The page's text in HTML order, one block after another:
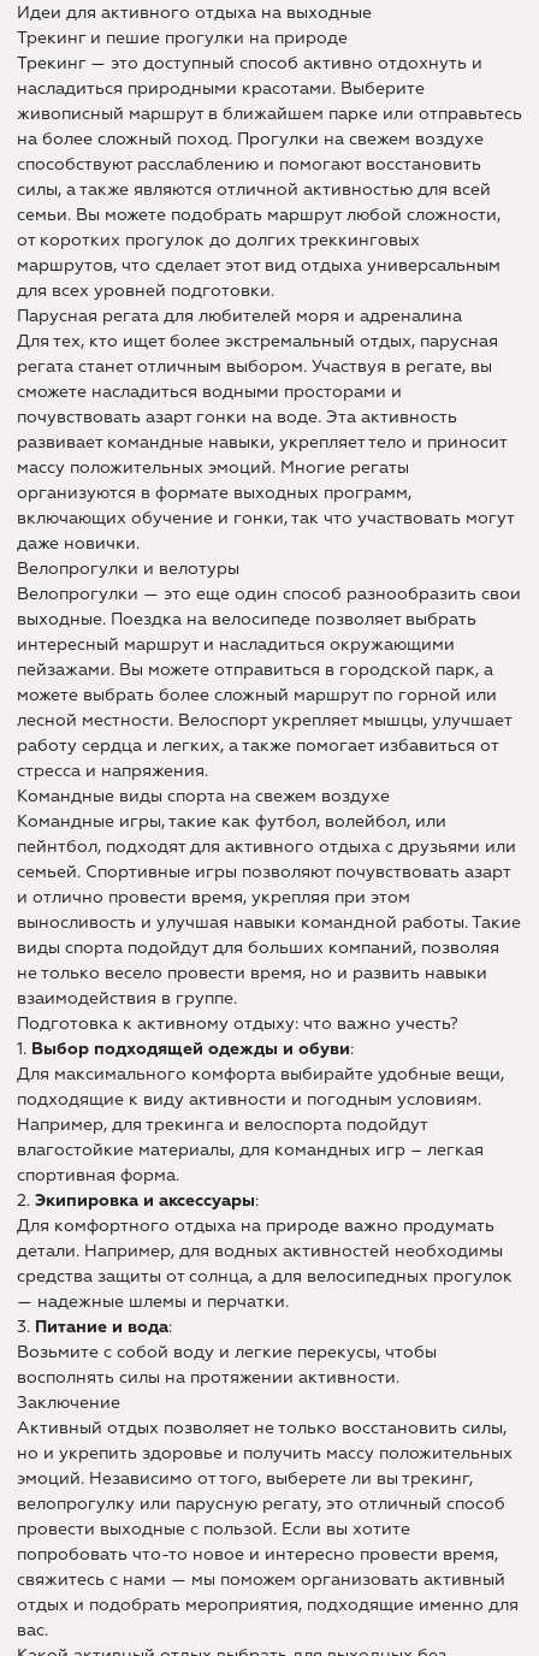
Идеи для активного отдыха на выходные
Трекинг и пешие прогулки на природе
Трекинг — это доступный способ активно отдохнуть и
насладиться природными красотами. Выберите
живописный маршрут в ближайшем парке или отправьтесь
на более сложный поход. Прогулки на свежем воздухе
способствуют расслаблению и помогают восстановить
силы, а также являются отличной активностью для всей
семьи. Вы можете подобрать маршрут любой сложности,
от коротких прогулок до долгих треккинговых
маршрутов, что сделает этот вид отдыха универсальным
для всех уровней подготовки.
Парусная регата для любителей моря и адреналина
Для тех, кто ищет более экстремальный отдых, парусная
регата станет отличным выбором. Участвуя в регате, вы
сможете насладиться водными просторами и
почувствовать азарт гонки на воде. Эта активность
развивает командные навыки, укрепляет тело и приносит
массу положительных эмоций. Многие регаты
организуются в формате выходных программ,
включающих обучение и гонки, так что участвовать могут
даже новички.
Велопрогулки и велотуры
Велопрогулки — это еще один способ разнообразить свои
выходные. Поездка на велосипеде позволяет выбрать
интересный маршрут и насладиться окружающими
пейзажами. Вы можете отправиться в городской парк, а
можете выбрать более сложный маршрут по горной или
лесной местности. Велоспорт укрепляет мышцы, улучшает
работу сердца и легких, а также помогает избавиться от
стресса и напряжения.
Командные виды спорта на свежем воздухе
Командные игры, такие как футбол, волейбол, или
пейнтбол, подходят для активного отдыха с друзьями или
семьей. Спортивные игры позволяют почувствовать азарт
и отлично провести время, укрепляя при этом
выносливость и улучшая навыки командной работы. Такие
виды спорта подойдут для больших компаний, позволяя
не только весело провести время, но и развить навыки
взаимодействия в группе.
Подготовка к активному отдыху: что важно учесть?
1. Выбор подходящей одежды и обуви:
Для максимального комфорта выбирайте удобные вещи,
подходящие к виду активности и погодным условиям.
Например, для трекинга и велоспорта подойдут
влагостойкие материалы, для командных игр – легкая
спортивная форма.
2. Экипировка и аксессуары:
Для комфортного отдыха на природе важно продумать
детали. Например, для водных активностей необходимы
средства защиты от солнца, а для велосипедных прогулок
— надежные шлемы и перчатки.
3. Питание и вода:
Возьмите с собой воду и легкие перекусы, чтобы
восполнять силы на протяжении активности.
Заключение
Активный отдых позволяет не только восстановить силы,
но и укрепить здоровье и получить массу положительных
эмоций. Независимо от того, выберете ли вы трекинг,
велопрогулку или парусную регату, это отличный способ
провести выходные с пользой. Если вы хотите
попробовать что-то новое и интересно провести время,
свяжитесь с нами — мы поможем организовать активный
отдых и подобрать мероприятия, подходящие именно для
вас.